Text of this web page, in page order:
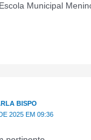
Municipal
BISPO
2025 EM 09:36